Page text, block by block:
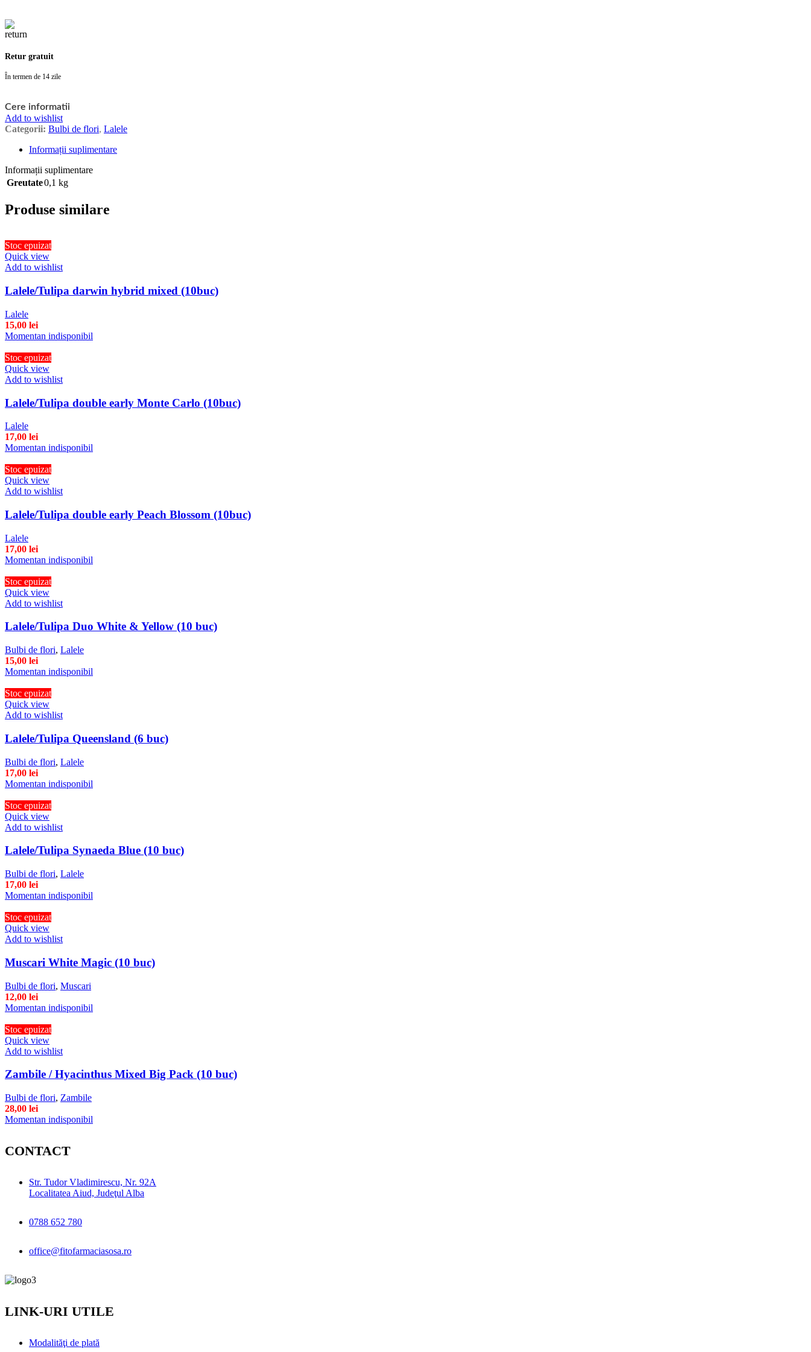
Retur gratuit
În termen de 14 zile
Cere informatii
Add to wishlist
Categorii: Bulbi de flori, Lalele
Informații suplimentare
Informații suplimentare
Greutate0,1 kg
Produse similare
Stoc epuizat
Quick view
Add to wishlist
Lalele/Tulipa darwin hybrid mixed (10buc)
Lalele
15,00 lei
Momentan indisponibil
Stoc epuizat
Quick view
Add to wishlist
Lalele/Tulipa double early Monte Carlo (10buc)
Lalele
17,00 lei
Momentan indisponibil
Stoc epuizat
Quick view
Add to wishlist
Lalele/Tulipa double early Peach Blossom (10buc)
Lalele
17,00 lei
Momentan indisponibil
Stoc epuizat
Quick view
Add to wishlist
Lalele/Tulipa Duo White & Yellow (10 buc)
Bulbi de flori, Lalele
15,00 lei
Momentan indisponibil
Stoc epuizat
Quick view
Add to wishlist
Lalele/Tulipa Queensland (6 buc)
Bulbi de flori, Lalele
17,00 lei
Momentan indisponibil
Stoc epuizat
Quick view
Add to wishlist
Lalele/Tulipa Synaeda Blue (10 buc)
Bulbi de flori, Lalele
17,00 lei
Momentan indisponibil
Stoc epuizat
Quick view
Add to wishlist
Muscari White Magic (10 buc)
Bulbi de flori, Muscari
12,00 lei
Momentan indisponibil
Stoc epuizat
Quick view
Add to wishlist
Zambile / Hyacinthus Mixed Big Pack (10 buc)
Bulbi de flori, Zambile
28,00 lei
Momentan indisponibil
CONTACT
Str. Tudor Vladimirescu, Nr. 92A
Localitatea Aiud, Judeţul Alba
0788 652 780
office@fitofarmaciasosa.ro
LINK-URI UTILE
Modalităţi de plată